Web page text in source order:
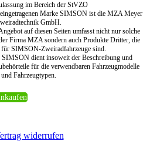
im Bereich der StVZO
Marke SIMSON ist die MZA Meyer
GmbH.
auf diesen Seiten umfasst nicht nur solche
Firma MZA sondern auch Produkte Dritter, die
für SIMSON-Zweiradfahrzeuge sind.
dient insoweit der Beschreibung und
für die verwendbaren Fahrzeugmodelle
und Fahrzeugtypen.
widerrufen